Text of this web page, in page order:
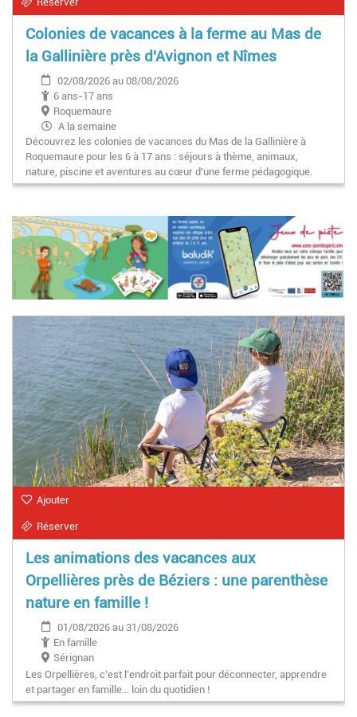
Colonies de vacances à la ferme au Mas de
la Gallinière près d'Avignon et Nîmes
02/08/2026 au 08/08/2026
6 ans-17 ans
Roquemaure
A la semaine
Découvrez les colonies de vacances du Mas de la Gallinière à
Roquemaure pour les 6 à 17 ans : séjours à thème, animaux,
nature, piscine et aventures au cœur d'une ferme pédagogique.
Ajouter
Réserver
Les animations des vacances aux
Orpellières près de Béziers : une parenthèse
nature en famille !
01/08/2026 au 31/08/2026
En famille
Sérignan
Les Orpellières, c’est l’endroit parfait pour déconnecter, apprendre
et partager en famille… loin du quotidien !